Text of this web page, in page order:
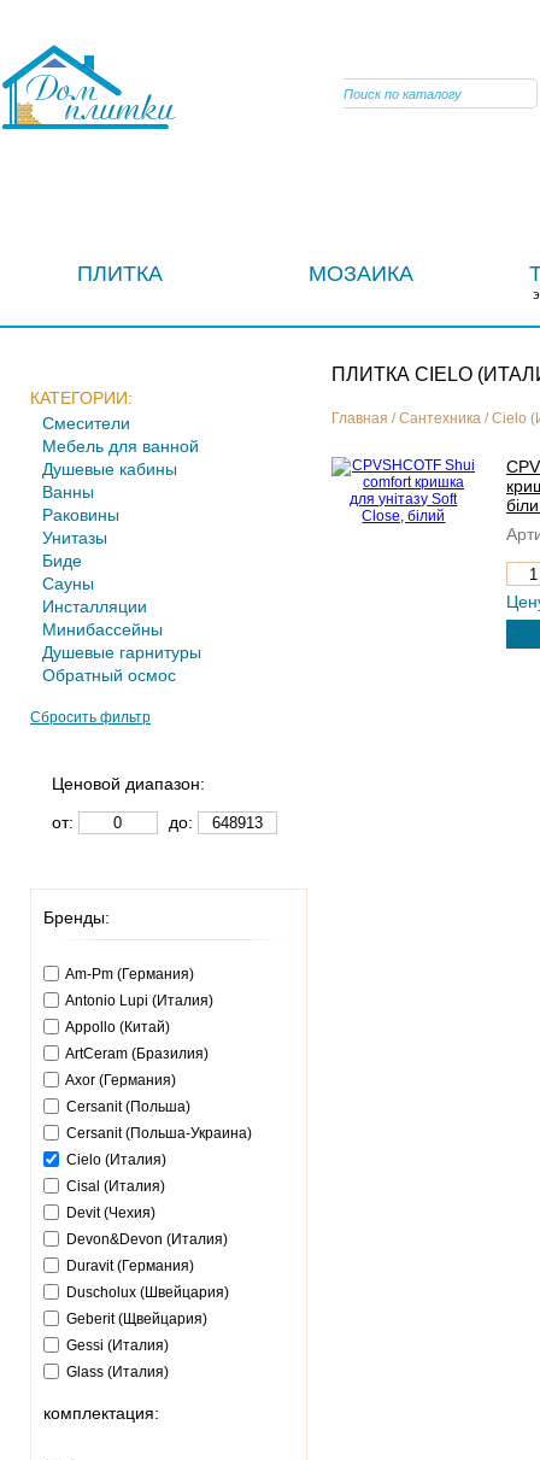
ПЛИТКА МОЗАИКА
КАТЕГОРИИ:
Смесители
Мебель для ванной
Душевые кабины
Ванны
Раковины
Унитазы
Биде
Сауны
Инсталляции
Минибассейны
Душевые гарнитуры
Обратный осмос
Сбросить фильтр
Ценовой диапазон:
от:
до:
Бренды:
Am-Pm (Германия)
Antonio Lupi (Италия)
Appollo (Китай)
ArtCeram (Бразилия)
Axor (Германия)
Cersanit (Польша)
Cersanit (Польша-Украина)
Cielo (Италия)
Cisal (Италия)
Devit (Чехия)
Devon&Devon (Италия)
Duravit (Германия)
Duscholux (Швейцария)
Geberit (Щвейцария)
Gessi (Италия)
Glass (Италия)
Gorenje (Словения)
комплектация:
ПЛИТКА CIELO
Главная /Сантехника /Cielo